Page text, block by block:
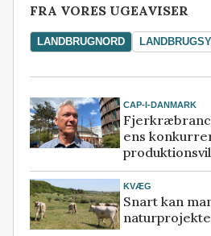
FRA VORES UGEAVISER
LANDBRUGNORD
CAP-I-DANMARK
ens
KVÆG
Snart kan